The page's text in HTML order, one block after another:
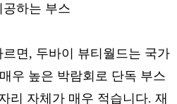
하는 부스
면, 두바이 뷰티월드는 국가
우 높은 박람회로 단독 부스
리 자체가 매우 적습니다. 재